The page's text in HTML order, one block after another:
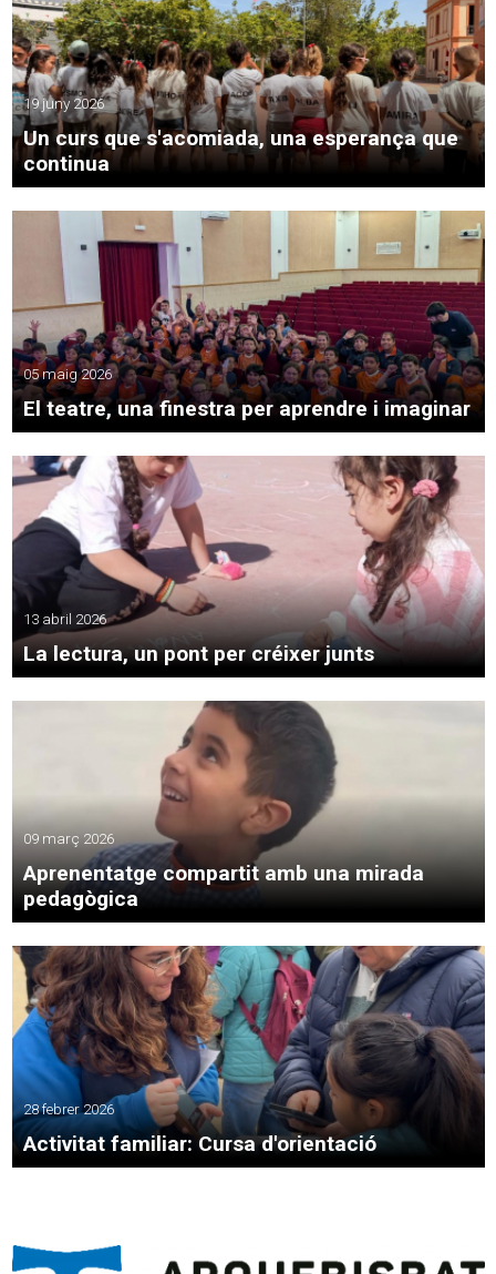
19 juny 2026
Un curs que s'acomiada, una esperança que
continua
05 maig 2026
El teatre, una finestra per aprendre i imaginar
13 abril 2026
La lectura, un pont per créixer junts
09 març 2026
Aprenentatge compartit amb una mirada
pedagògica
28 febrer 2026
Activitat familiar: Cursa d'orientació